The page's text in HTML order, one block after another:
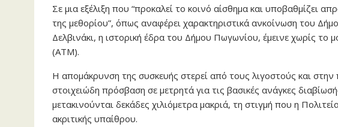
Σε μια εξέλιξη που “προκαλεί το κοινό αίσθημα και υποβαθμίζει
της μεθορίου”, όπως αναφέρει χαρακτηριστικά ανκοίνωση του
Δελβινάκι, η ιστορική έδρα του Δήμου Πωγωνίου, έμεινε χωρίς
(ΑΤΜ).
Η απομάκρυνση της συσκευής στερεί από τους λιγοστούς και στην
στοιχειώδη πρόσβαση σε μετρητά για τις βασικές ανάγκες
μετακινούνται δεκάδες χιλιόμετρα μακριά, τη στιγμή που η
ακριτικής υπαίθρου.